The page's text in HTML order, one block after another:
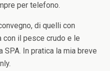
per telefono.
di quelli con
con il pesce crudo e le
SPA. In pratica la mia breve